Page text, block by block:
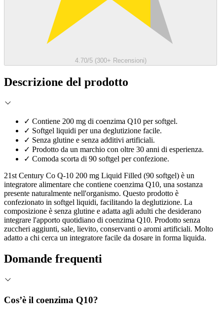
4.70/5 (300+ Recensioni)
Descrizione del prodotto
✓ Contiene 200 mg di coenzima Q10 per softgel.
✓ Softgel liquidi per una deglutizione facile.
✓ Senza glutine e senza additivi artificiali.
✓ Prodotto da un marchio con oltre 30 anni di esperienza.
✓ Comoda scorta di 90 softgel per confezione.
21st Century Co Q-10 200 mg Liquid Filled (90 softgel) è un
integratore alimentare che contiene coenzima Q10, una sostanza
presente naturalmente nell'organismo. Questo prodotto è
confezionato in softgel liquidi, facilitando la deglutizione. La
composizione è senza glutine e adatta agli adulti che desiderano
integrare l'apporto quotidiano di coenzima Q10. Prodotto senza
zuccheri aggiunti, sale, lievito, conservanti o aromi artificiali. Molto
adatto a chi cerca un integratore facile da dosare in forma liquida.
Domande frequenti
Cos’è il coenzima Q10?